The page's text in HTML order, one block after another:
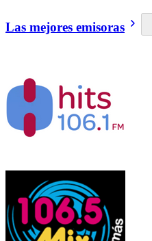
Las mejores emisoras